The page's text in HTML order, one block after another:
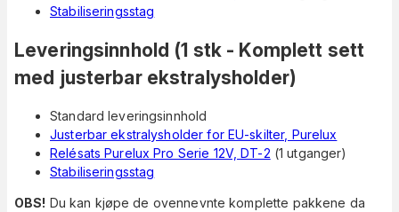
Stabiliseringsstag
Leveringsinnhold (1 stk - Komplett sett
med justerbar ekstralysholder)
Standard leveringsinnhold
Justerbar ekstralysholder for EU-skilter, Purelux
Relésats Purelux Pro Serie 12V, DT-2 (1 utganger)
Stabiliseringsstag
OBS! Du kan kjøpe de ovennevnte komplette pakkene da